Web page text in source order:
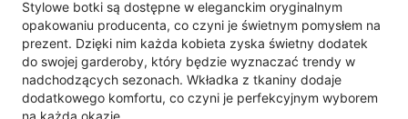
Stylowe botki są dostępne w eleganckim oryginalnym
opakowaniu producenta, co czyni je świetnym pomysłem na
prezent. Dzięki nim każda kobieta zyska świetny dodatek
do swojej garderoby, który będzie wyznaczać trendy w
nadchodzących sezonach. Wkładka z tkaniny dodaje
dodatkowego komfortu, co czyni je perfekcyjnym wyborem
na każdą okazję.